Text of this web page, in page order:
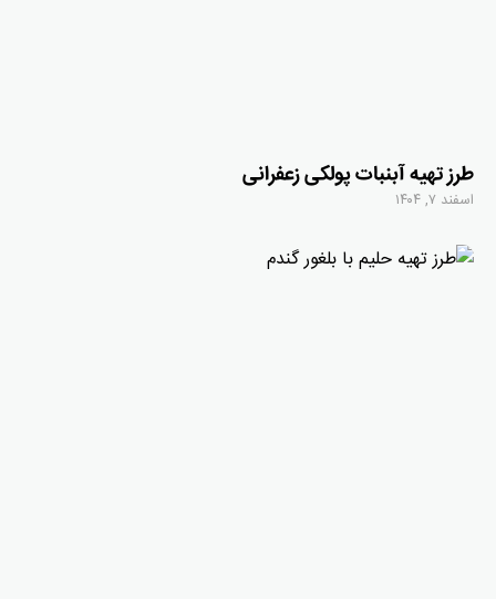
طرز تهیه آبنبات پولکی زعفرانی
اسفند ۷, ۱۴۰۴